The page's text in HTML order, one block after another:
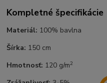
Kompletné špecifikácie
Materiál: 100% bavlna
Šírka: 150 cm
Hmotnosť: 120 g/m2